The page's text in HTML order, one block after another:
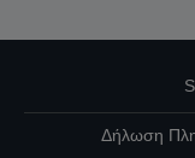
Δήλωση